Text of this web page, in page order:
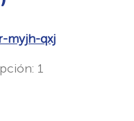
myjh-qxj
1